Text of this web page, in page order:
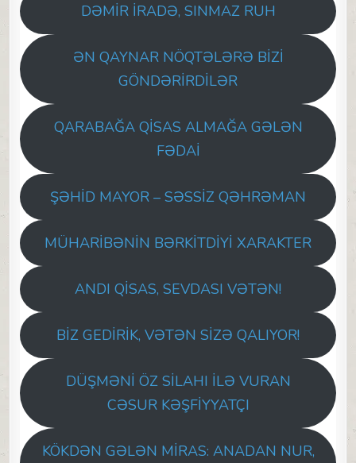
DƏMİR İRADƏ, SINMAZ RUH
ƏN QAYNAR NÖQTƏLƏRƏ BİZİ
GÖNDƏRİRDİLƏR
QARABAĞA QİSAS ALMAĞA GƏLƏN
FƏDAİ
ŞƏHİD MAYOR – SƏSSİZ QƏHRƏMAN
MÜHARİBƏNİN BƏRKİTDİYİ XARAKTER
ANDI QİSAS, SEVDASI VƏTƏN!
BİZ GEDİRİK, VƏTƏN SİZƏ QALIYOR!
DÜŞMƏNİ ÖZ SİLAHI İLƏ VURAN
CƏSUR KƏŞFİYYATÇI
KÖKDƏN GƏLƏN MİRAS: ANADAN NUR,